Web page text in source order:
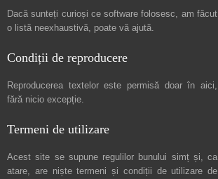
Dacă sunteți curioși ce software folosesc, am făcut
o listă neexhaustivă, poate vă ajută.
Condiții de reproducere
Reproducerea textelor este permisă doar în aici,
fără nicio excepție.
Termeni de utilizare
Acest site se supune regulilor bunului simț și, ca
atare, are niștetermeni și condiții de utilizare de